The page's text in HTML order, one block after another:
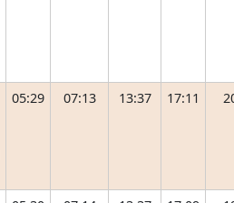
05:29 07:13 13:37 17:11